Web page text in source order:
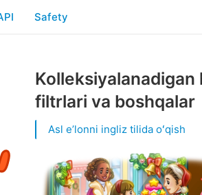
Safety
filtrlari va boshqalar
Asl eʼlonni ingliz tilida oʻqish